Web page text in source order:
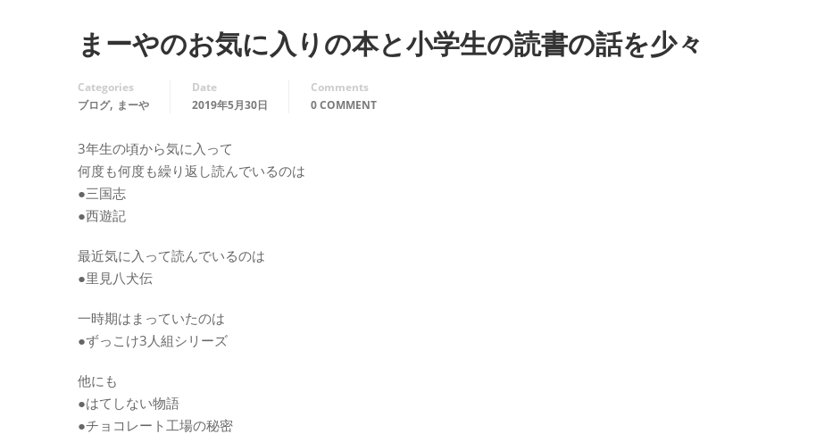
まーやのお気に入りの本と小学生の読書の話を少々
Categories
ブログ, まーや
Date
2019年5月30日
Comments
0 COMMENT
3年生の頃から気に入って
何度も何度も繰り返し読んでいるのは
●三国志
●西遊記
最近気に入って読んでいるのは
●里見八犬伝
一時期はまっていたのは
●ずっこけ3人組シリーズ
他にも
●はてしない物語
●チョコレート工場の秘密